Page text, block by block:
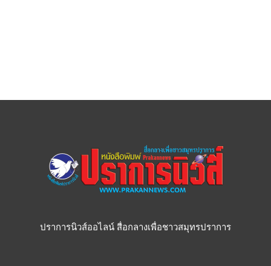
ปราการนิวส์ออไลน์ สื่อกลางเพื่อชาวสมุทรปราการ